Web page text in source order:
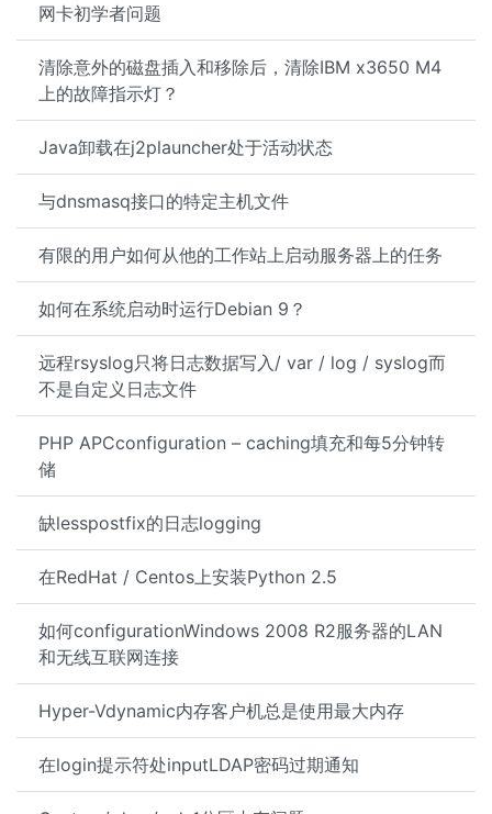
网卡初学者问题
清除意外的磁盘插入和移除后，清除IBM x3650 M4
上的故障指示灯？
Java卸载在j2plauncher处于活动状态
与dnsmasq接口的特定主机文件
有限的用户如何从他的工作站上启动服务器上的任务
如何在系统启动时运行Debian 9？
远程rsyslog只将日志数据写入/ var / log / syslog而
不是自定义日志文件
PHP APCconfiguration – caching填充和每5分钟转
储
缺lesspostfix的日志logging
在RedHat / Centos上安装Python 2.5
如何configurationWindows 2008 R2服务器的LAN
和无线互联网连接
Hyper-Vdynamic内存客户机总是使用最大内存
在login提示符处inputLDAP密码过期通知